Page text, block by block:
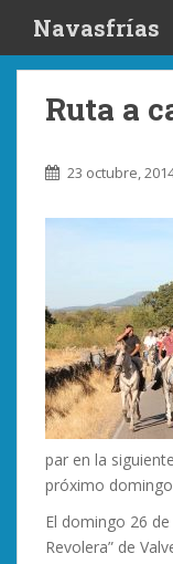
i
Navasfrías
Ruta a
23 octubre,
par en la
próximo
El domingo 26
Revolera” de